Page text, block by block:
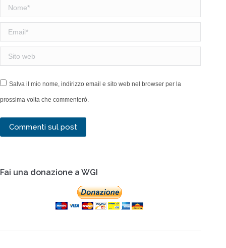
Nome *
Email *
Sito web
Salva il mio nome, indirizzo email e sito web nel browser per la
prossima volta che commenterò.
Commenti sul post
Fai una donazione a WGI